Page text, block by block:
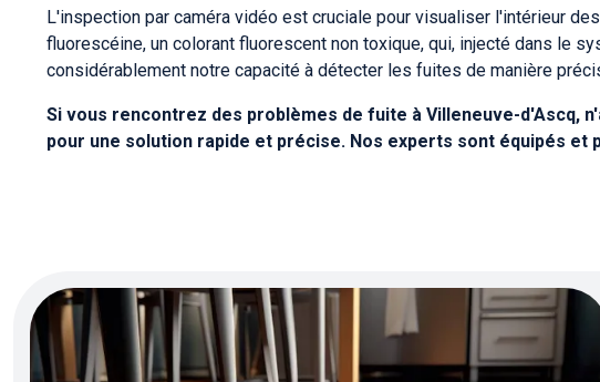
L'inspection par caméra vidéo est cruciale pour visualiser l'intérieur
fluorescéine, un colorant fluorescent non toxique, qui, injecté dans le
considérablement notre capacité à détecter les fuites de manière
Si vous rencontrez des problèmes de fuite à Villeneuve-d'Ascq,
pour une solution rapide et précise. Nos experts sont équipés